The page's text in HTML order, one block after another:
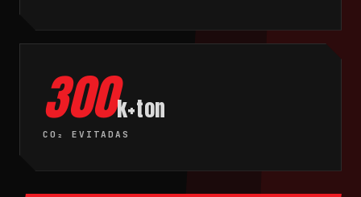
300k+ton
CO₂ EVITADAS